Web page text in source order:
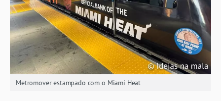
Metromover estampado com o Miami Heat